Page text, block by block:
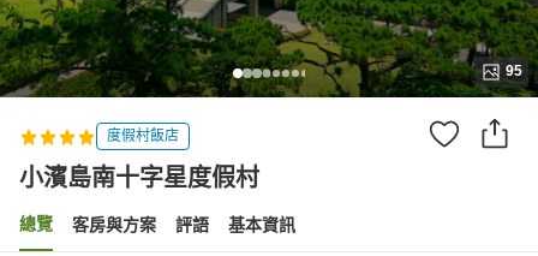
95
度假村飯店
小濱島南十字星度假村
總覽 客房與方案 評語 基本資訊